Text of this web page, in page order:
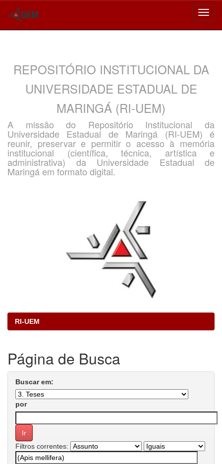
REPOSITÓRIO INSTITUCIONAL DA
UNIVERSIDADE ESTADUAL DE
MARINGÁ (RI-UEM)
A missão do Repositório Institucional da
Universidade Estadual de Maringá (RI-UEM) é
reunir, preservar e permitir o acesso à memória
institucional (científica, técnica, artística e
administrativa) da Universidade Estadual de
Maringá em formato digital.
RI-UEM
Página de Busca
Buscar em:
por
Filtros correntes: